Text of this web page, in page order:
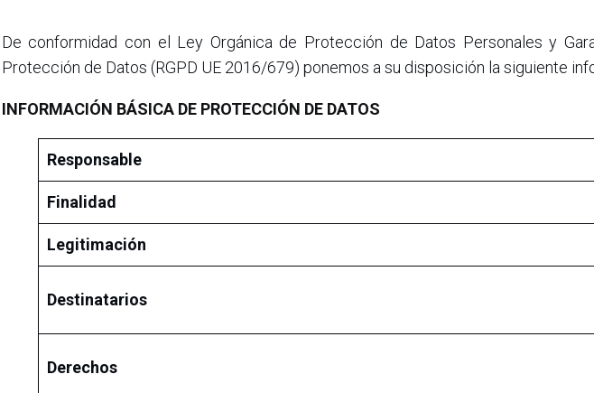
De conformidad con el Ley Orgánica de Protección de Datos Personales y
Protección de Datos (RGPD UE 2016/679) ponemos a su disposición la siguiente
INFORMACIÓN BÁSICA DE PROTECCIÓN DE DATOS
Responsable
Finalidad
Legitimación
Destinatarios
Derechos